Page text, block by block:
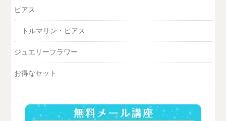
ピアス
トルマリン・ピアス
ジュエリーフラワー
お得なセット